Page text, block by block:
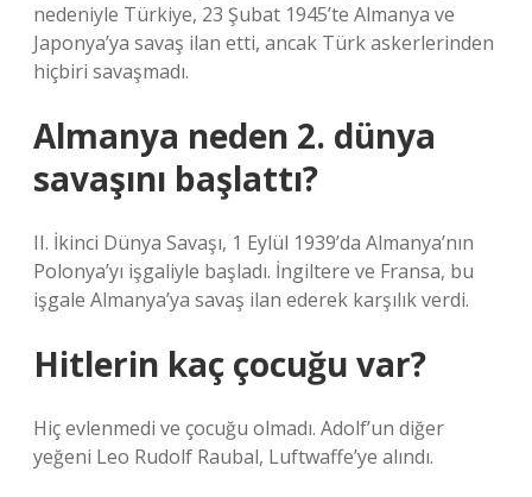
nedeniyle Türkiye, 23 Şubat 1945’te Almanya ve
Japonya’ya savaş ilan etti, ancak Türk askerlerinden
hiçbiri savaşmadı.
Almanya neden 2. dünya
savaşını başlattı?
II. İkinci Dünya Savaşı, 1 Eylül 1939’da Almanya’nın
Polonya’yı işgaliyle başladı. İngiltere ve Fransa, bu
işgale Almanya’ya savaş ilan ederek karşılık verdi.
Hitlerin kaç çocuğu var?
Hiç evlenmedi ve çocuğu olmadı. Adolf’un diğer
yeğeni Leo Rudolf Raubal, Luftwaffe’ye alındı.